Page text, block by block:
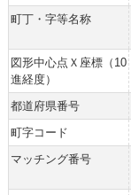
町丁・字等名称
図形中心点Ｘ座標（10
進経度）
都道府県番号
町字コード
マッチング番号